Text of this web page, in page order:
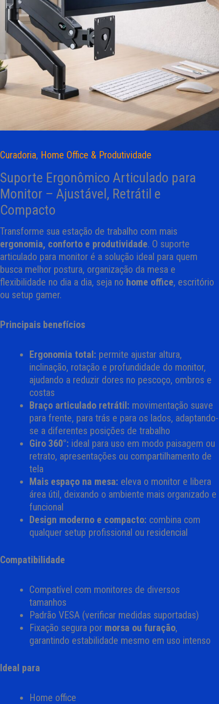
Curadoria, Home Office & Produtividade
Suporte Ergonômico Articulado para
Monitor – Ajustável, Retrátil e
Compacto
Transforme sua estação de trabalho com mais
ergonomia, conforto e produtividade. O suporte
articulado para monitor é a solução ideal para quem
busca melhor postura, organização da mesa e
flexibilidade no dia a dia, seja no home office, escritório
ou setup gamer.
Principais benefícios
Ergonomia total: permite ajustar altura,
inclinação, rotação e profundidade do monitor,
ajudando a reduzir dores no pescoço, ombros e
costas
Braço articulado retrátil: movimentação suave
para frente, para trás e para os lados, adaptando-
se a diferentes posições de trabalho
Giro 360°: ideal para uso em modo paisagem ou
retrato, apresentações ou compartilhamento de
tela
Mais espaço na mesa: eleva o monitor e libera
área útil, deixando o ambiente mais organizado e
funcional
Design moderno e compacto: combina com
qualquer setup profissional ou residencial
Compatibilidade
Compatível com monitores de diversos
tamanhos
Padrão VESA (verificar medidas suportadas)
Fixação segura por morsa ou furação,
garantindo estabilidade mesmo em uso intenso
Ideal para
Home office